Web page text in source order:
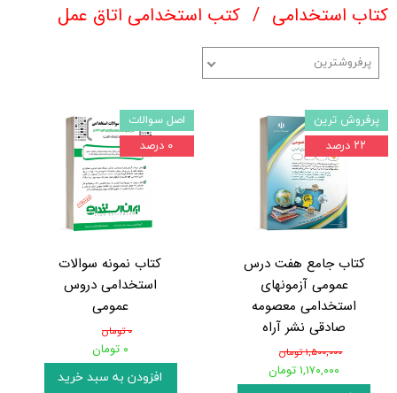
کتاب استخدامی کتب استخدامی اتاق عمل
پرفروشترین
کتاب جامع هفت درس
عمومی آزمونهای
استخدامی معصومه
صادقی نشر آراه
۱,۵۰۰,۰۰۰ تومان
۱,۱۷۰,۰۰۰ تومان
پرفروش ترین
۲۲ درصد
کتاب نمونه سوالات
استخدامی دروس
عمومی
۰ تومان
۰ تومان
افزودن به سبد خرید
اصل سوالات
۰ درصد